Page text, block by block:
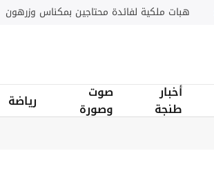
71% من الصناعيين يعتبرون مناخ الأعمال عاديا
أخبار
طنجة
صوت
وصورة
رياضة